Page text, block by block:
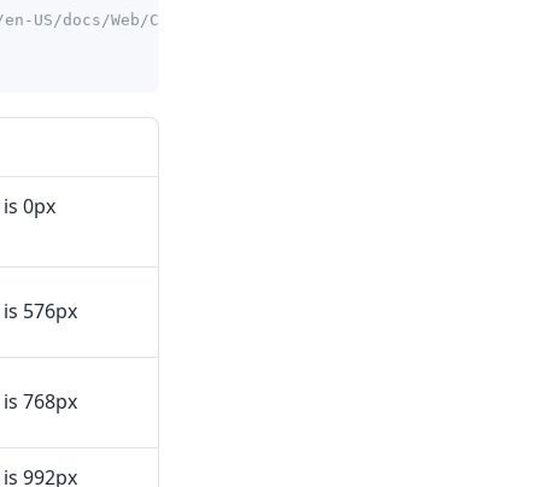
docs/Web/CSS/Media_Queries/Using_media_queries --
0px
576px
768px
992px